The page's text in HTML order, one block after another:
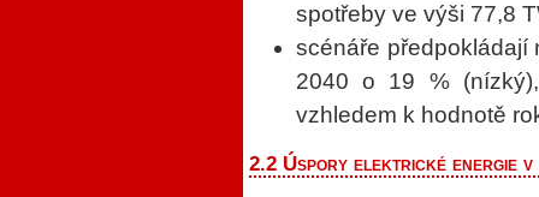
spotřeby ve výši 77,8
scénáře předpokládají
2040 o 19 %
vzhledem k hodnotě
2.2 Úspory elektrické energie v